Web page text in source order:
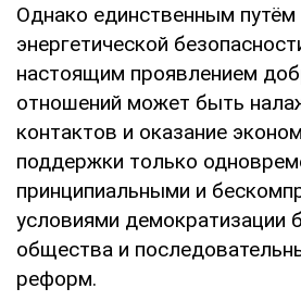
Однако единственным путём
энергетической
настоящим проявлением
отношений может быть
контактов и оказание
поддержки только
принципиальными и
условиями демократизации
общества и
реформ.